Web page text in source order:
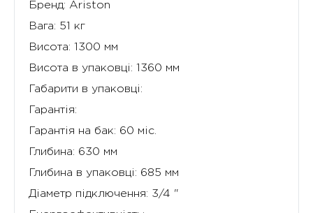
Бренд: Ariston
Вага: 51 кг
Висота: 1300 мм
Висота в упаковці: 1360 мм
Габарити в упаковці:
Гарантія:
Гарантія на бак: 60 міс.
Глибина: 630 мм
Глибина в упаковці: 685 мм
Діаметр підключення: 3/4 "